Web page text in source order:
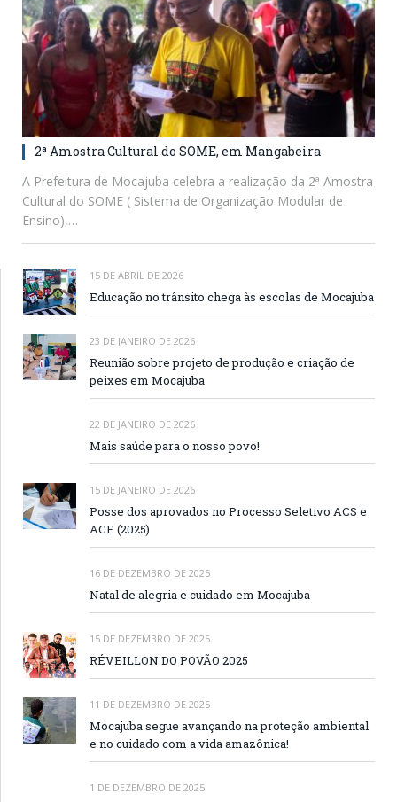
2ª Amostra Cultural do SOME, em Mangabeira
A Prefeitura de Mocajuba celebra a realização da 2ª Amostra
Cultural do SOME ( Sistema de Organização Modular de
Ensino),…
15 DE ABRIL DE 2026
Educação no trânsito chega às escolas de Mocajuba
23 DE JANEIRO DE 2026
Reunião sobre projeto de produção e criação de
peixes em Mocajuba
22 DE JANEIRO DE 2026
Mais saúde para o nosso povo!
15 DE JANEIRO DE 2026
Posse dos aprovados no Processo Seletivo ACS e
ACE (2025)
16 DE DEZEMBRO DE 2025
Natal de alegria e cuidado em Mocajuba
15 DE DEZEMBRO DE 2025
RÉVEILLON DO POVÃO 2025
11 DE DEZEMBRO DE 2025
Mocajuba segue avançando na proteção ambiental
e no cuidado com a vida amazônica!
1 DE DEZEMBRO DE 2025